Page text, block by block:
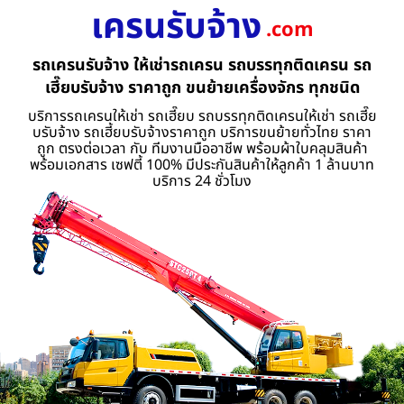
เครนรับจ้าง .com
รถเครนรับจ้าง ให้เช่ารถเครน รถบรรทุกติดเครน รถ
เฮี๊ยบรับจ้าง ราคาถูก ขนย้ายเครื่องจักร ทุกชนิด
บริการรถเครนให้เช่า รถเฮี๊ยบ รถบรรทุกติดเครนให้เช่า รถเฮี๊ย
บรับจ้าง รถเฮี้ยบรับจ้างราคาถูก บริการขนย้ายทั่วไทย ราคา
ถูก ตรงต่อเวลา กับ ทีมงานมืออาชีพ พร้อมผ้าใบคลุมสินค้า
พร้อมเอกสาร เซฟตี้ 100% มีประกันสินค้าให้ลูกค้า 1 ล้านบาท
บริการ 24 ชั่วโมง